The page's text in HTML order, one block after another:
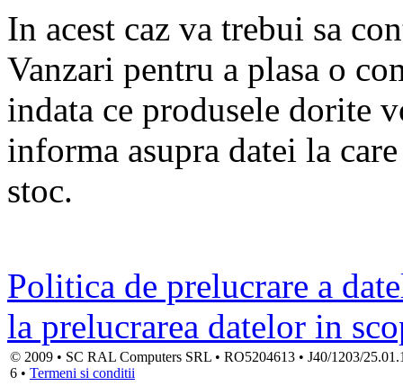
In acest caz va trebui sa
Vanzari pentru a plasa o
indata ce produsele dorite
informa asupra datei la
stoc.
Politica de prelucrare a
la prelucrarea datelor in
© 2009 • SC RAL Computers SRL • RO5204613 • J40/1203/
6 • Termeni si conditii